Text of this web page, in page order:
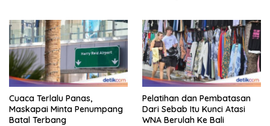
Cuaca Terlalu Panas,
Maskapai Minta Penumpang
Batal Terbang
Pelatihan dan Pembatasan
Dari Sebab Itu Kunci Atasi
WNA Berulah Ke Bali